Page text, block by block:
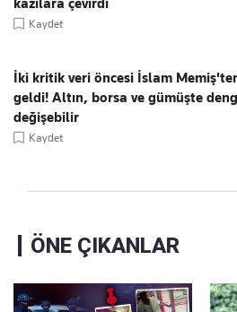
kazılara çevirdi
Kaydet
İki kritik veri öncesi İslam
geldi! Altın, borsa ve gümüşte
değişebilir
Kaydet
ÖNE ÇIKANLAR